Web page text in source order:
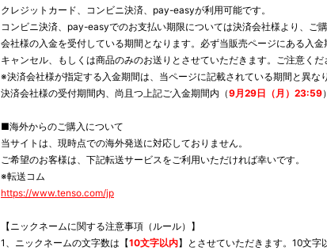
クレジットカード、コンビニ決済、pay-easyが利用可能です。
コンビニ決済、pay-easyでのお支払い期限については決済会社様より、
会社様の入金を受付している期間となります。必ず当販売ページにある入
キャンセル、もしくは商品のみのお送りとさせていただきます。ご注意くだ
※決済会社様が指定する入金期間は、当ページに記載されている期間と異
決済会社様の受付期間内、尚且つ上記ご入金期間内（9月29日（月）23:59
■海外からのご購入について
当サイトは、現時点での海外発送に対応しておりません。
ご希望のお客様は、下記転送サービスをご利用いただければ幸いです。
※転送コム
https://www.tenso.com/jp
【ニックネームに関する注意事項（ルール）】
1、ニックネームの文字数は【10文字以内】とさせていただきます。10文字